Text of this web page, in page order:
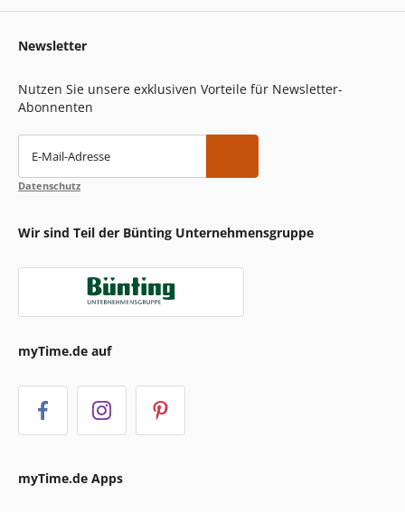
Newsletter
Nutzen Sie unsere exklusiven Vorteile für Newsletter-
Abonnenten
E-Mail-Adresse
Datenschutz
Wir sind Teil der Bünting Unternehmensgruppe
myTime.de auf
myTime.de Apps